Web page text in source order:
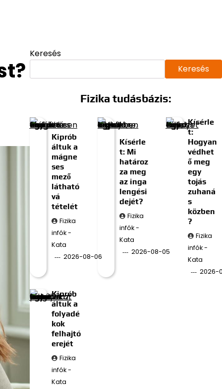
Keresés
Keresés
Fizika tudásbázis:
Kiprób
áltuk a
mágne
ses
mező
látható
vá
tételét
Fizika
infók -
Kata
2026-08-06
Kísérle
t: Mi
határoz
za meg
az inga
lengési
dejét?
Fizika
infók -
Kata
2026-08-05
Kísérle
t:
Hogyan
védhet
ő meg
egy
tojás
zuhaná
s
közben
?
Fizika
infók -
Kata
2026-
Kiprób
áltuk a
folyadé
kok
felhajtó
erejét
Fizika
infók -
Kata